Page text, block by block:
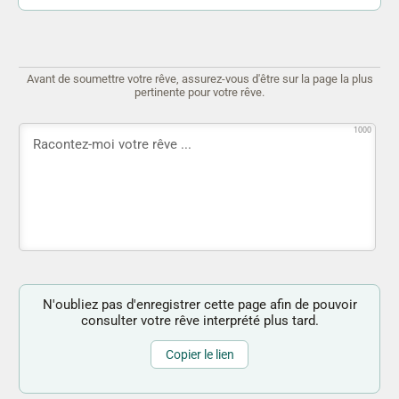
Avant de soumettre votre rêve, assurez-vous d'être sur la page la plus
pertinente pour votre rêve.
1000
N'oubliez pas d'enregistrer cette page afin de pouvoir
consulter votre rêve interprété plus tard.
Copier le lien